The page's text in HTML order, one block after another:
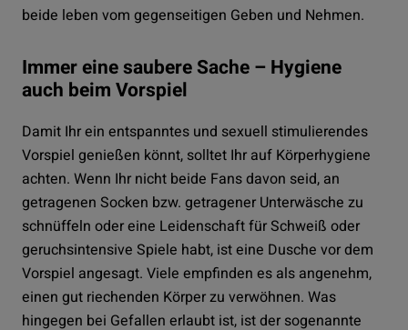
beide leben vom gegenseitigen Geben und Nehmen.
Immer eine saubere Sache – Hygiene
auch beim Vorspiel
Damit Ihr ein entspanntes und sexuell stimulierendes
Vorspiel genießen könnt, solltet Ihr auf Körperhygiene
achten. Wenn Ihr nicht beide Fans davon seid, an
getragenen Socken bzw. getragener Unterwäsche zu
schnüffeln oder eine Leidenschaft für Schweiß oder
geruchsintensive Spiele habt, ist eine Dusche vor dem
Vorspiel angesagt. Viele empfinden es als angenehm,
einen gut riechenden Körper zu verwöhnen. Was
hingegen bei Gefallen erlaubt ist, ist der sogenannte